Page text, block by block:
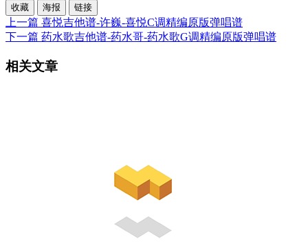
收藏
海报 链接
上一篇 喜悦吉他谱-许巍-喜悦C调精编原版弹唱谱
下一篇 药水歌吉他谱-药水哥-药水歌G调精编原版弹唱谱
相关文章